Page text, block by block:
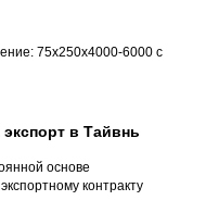
75х250х4000-6000 с
в Тайвнь
основе
контракту